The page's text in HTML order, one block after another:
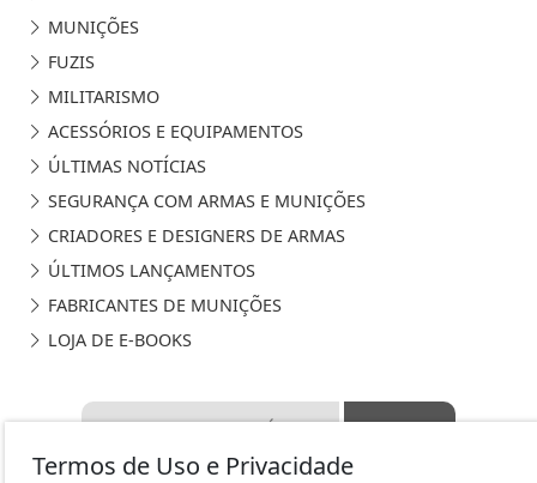
MUNIÇÕES
FUZIS
MILITARISMO
ACESSÓRIOS E EQUIPAMENTOS
ÚLTIMAS NOTÍCIAS
SEGURANÇA COM ARMAS E MUNIÇÕES
CRIADORES E DESIGNERS DE ARMAS
ÚLTIMOS LANÇAMENTOS
FABRICANTES DE MUNIÇÕES
LOJA DE E-BOOKS
Termos de Uso e Privacidade